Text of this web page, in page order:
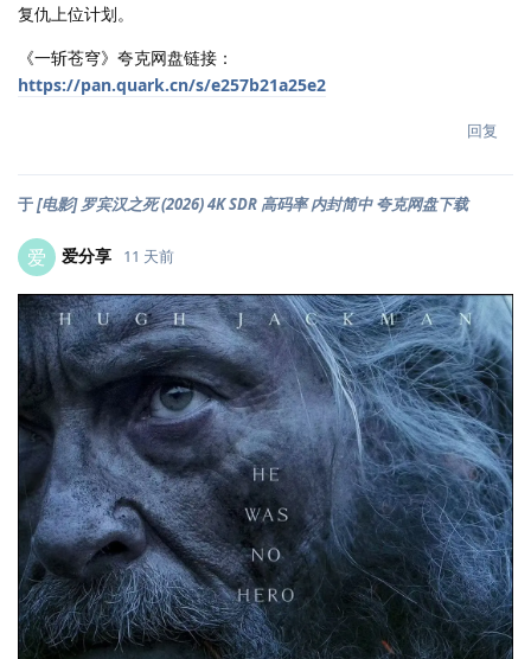
复仇上位计划。
《一斩苍穹》夸克网盘链接：
https://pan.quark.cn/s/e257b21a25e2
回复
于[电影] 罗宾汉之死 (2026) 4K SDR 高码率 内封简中 夸克网盘下载
爱 爱分享 11 天前